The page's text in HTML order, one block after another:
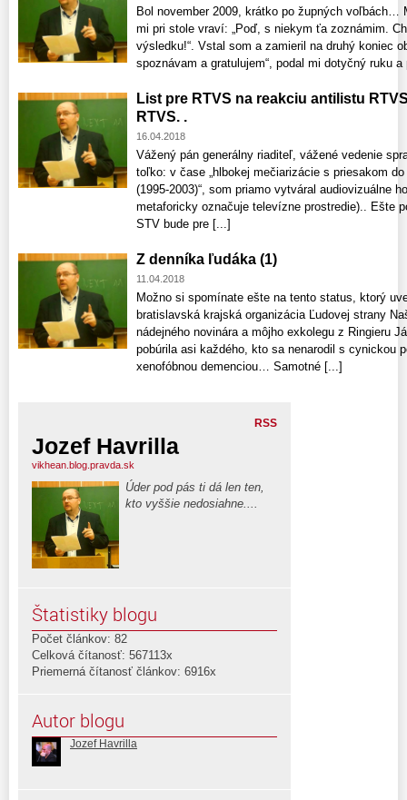
Bol november 2009, krátko po župných
mi pri stole vraví: „Poď, s niekym ťa zoznámim.
výsledku!“. Vstal som a zamieril na druhý koniec
spoznávam a gratulujem“, podal mi dotyčný ruku
List pre RTVS na reakciu antilistu
RTVS. .
16.04.2018
Vážený pán generálny riaditeľ, vážené vedenie
toľko: v čase „hlbokej mečiarizácie s priesakom
(1995-2003)“, som priamo vytváral audiovizuálne
metaforicky označuje televízne prostredie).. Ešte
STV bude pre [...]
Z denníka ľudáka (1)
11.04.2018
Možno si spomínate ešte na tento status, ktorý
bratislavská krajská organizácia Ľudovej strany
nádejného novinára a môjho exkolegu z Ringieru
pobúrila asi každého, kto sa nenarodil s cynickou
xenofóbnou demenciou… Samotné [...]
RSS
Jozef Havrilla
vikhean.blog.pravda.sk
Úder pod pás ti dá len ten,
kto vyššie nedosiahne....
Štatistiky blogu
Počet článkov: 82
Celková čítanosť: 567113x
Priemerná čítanosť článkov: 6916x
Autor blogu
Jozef Havrilla